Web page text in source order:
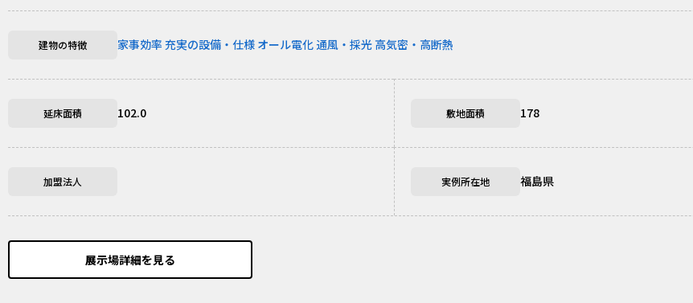
建物の特徴 家事効率 充実の設備・仕様 オール電化 通風・採光 高気密・高断熱
延床面積 102.0 敷地面積 178
加盟法人 実例所在地 福島県
展示場詳細を見る